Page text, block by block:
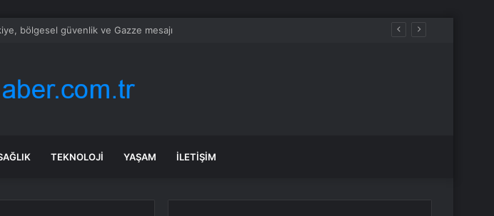
bile yapmayacaksınız”
TEKNOLOJI YAŞAM İLETIŞIM